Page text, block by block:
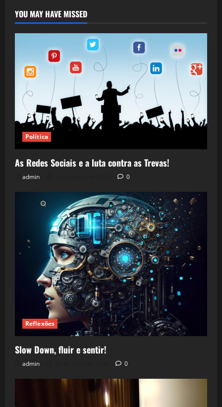
YOU MAY HAVE MISSED
Política
As Redes Sociais e a luta contra as Trevas!
admin 0
Reflexões
Slow Down, fluir e sentir!
admin 0